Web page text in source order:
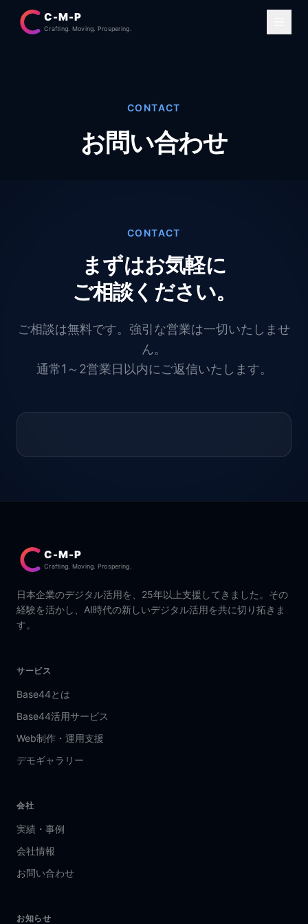
C-M-P
Crafting. Moving. Prospering.
CONTACT
お問い合わせ
CONTACT
まずはお気軽に
ご相談ください。
ご相談は無料です。強引な営業は一切いたしませ
ん。
通常1～2営業日以内にご返信いたします。
C-M-P
Crafting. Moving. Prospering.
日本企業のデジタル活用を、25年以上支援してきました。その
経験を活かし、AI時代の新しいデジタル活用を共に切り拓きま
す。
サービス
Base44とは
Base44活用サービス
Web制作・運用支援
デモギャラリー
会社
実績・事例
会社情報
お問い合わせ
お知らせ